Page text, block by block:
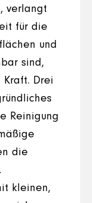
verlangt
für die
und
sind,
Drei
Reinigung
die
kleinen,